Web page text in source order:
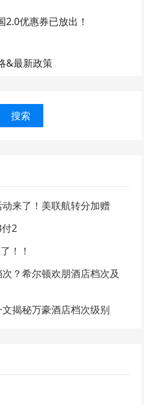
优惠券已放出！
&最新政策
搜索
来了！美联航转分加赠
2
！！
？希尔顿欢朋酒店档次及
揭秘万豪酒店档次级别